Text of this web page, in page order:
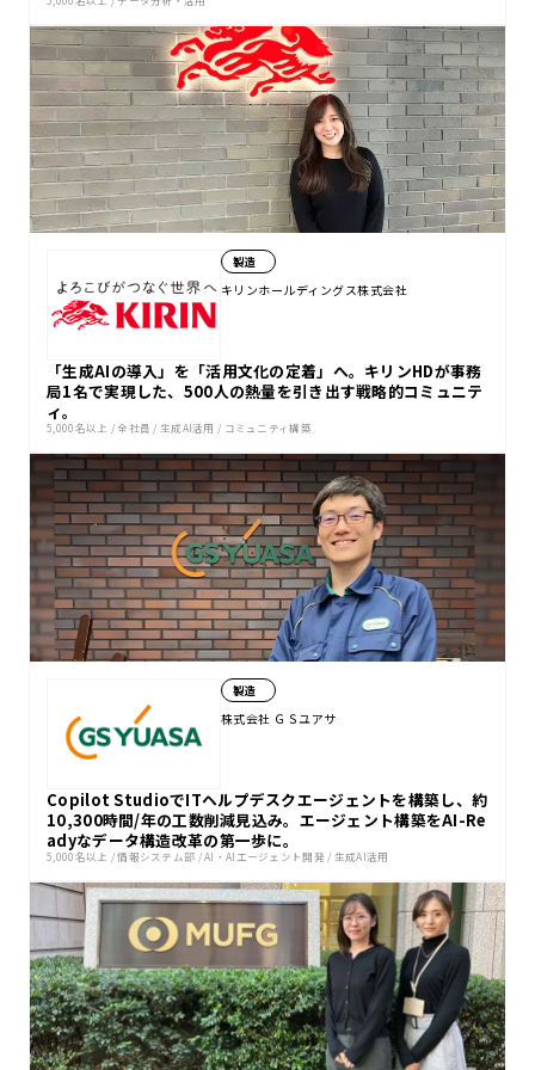
製造
キリンホールディングス株式会社
「生成AIの導入」を「活用文化の定着」へ。キリンHDが事務
局1名で実現した、500人の熱量を引き出す戦略的コミュニテ
ィ。
5,000名以上 /全社員 / 生成AI活用 / コミュニティ構築
製造
株式会社 ＧＳユアサ
Copilot StudioでITヘルプデスクエージェントを構築し、約
10,300時間/年の工数削減見込み。エージェント構築をAI-Re
adyなデータ構造改革の第一歩に。
5,000名以上 /情報システム部 /AI・AIエージェント開発 / 生成AI活用